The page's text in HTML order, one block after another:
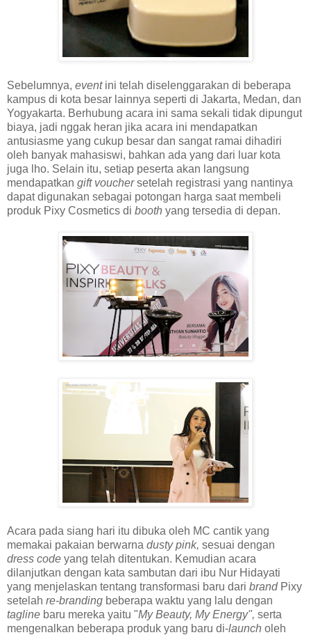
Sebelumnya, event ini telah diselenggarakan di beberapa
kampus di kota besar lainnya seperti di Jakarta, Medan, dan
Yogyakarta. Berhubung acara ini sama sekali tidak dipungut
biaya, jadi nggak heran jika acara ini mendapatkan
antusiasme yang cukup besar dan sangat ramai dihadiri
oleh banyak mahasiswi, bahkan ada yang dari luar kota
juga lho. Selain itu, setiap peserta akan langsung
mendapatkan gift vouchersetelah registrasi yang nantinya
dapat digunakan sebagai potongan harga saat membeli
produk Pixy Cosmetics di booth yang tersedia di depan.
Acara pada siang hari itu dibuka oleh MC cantik yang
memakai pakaian berwarna dusty pink, sesuai dengan
dress code yang telah ditentukan. Kemudian acara
dilanjutkan dengan kata sambutan dari ibu Nur Hidayati
yang menjelaskan tentang transformasi baru dari brand Pixy
setelah re-branding beberapa waktu yang lalu dengan
tagline baru mereka yaitu "My Beauty, My Energy", serta
mengenalkan beberapa produk yang baru di-launch oleh